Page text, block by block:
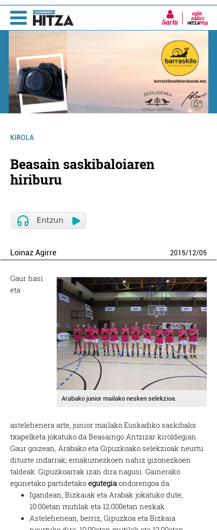
Sartu
KIROLA
Beasain saskibaloiaren
hiriburu
Loinaz Agirre 2015/12/05
Arabako junior mailako nesken selekzioa.
Gaur hasi
eta
astelehenera arte, junior mailako Euskadiko saskibaloi
txapelketa jokatuko da Beasaingo Antzizar kiroldegian.
Gaur goizean, Arabako eta Gipuzkoako selekzioak neurtu
dituzte indarrak; emakumezkoen nahiz gizonezkoen
taldeak. Gipuzkoarrak izan dira nagusi. Gainerako
egunetako partidetako egutegiaondorengoa da:
Igandean, Bizkaiak eta Arabak jokatuko dute;
10:00etan mutilak eta 12:000etan neskak.
Astelehenean, berriz, Gipuzkoa eta Bizkaia